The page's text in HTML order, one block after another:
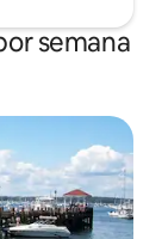
semana